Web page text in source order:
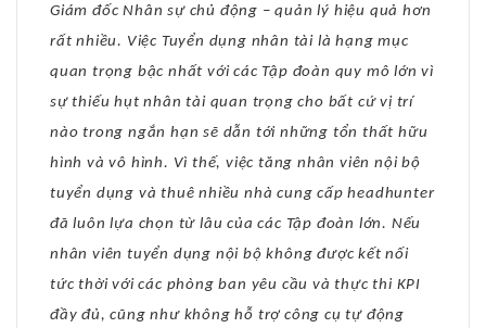
Giám đốc Nhân sự chủ động – quản lý hiệu quả hơn
rất nhiều. Việc Tuyển dụng nhân tài là hạng mục
quan trọng bậc nhất với các Tập đoàn quy mô lớn vì
sự thiếu hụt nhân tài quan trọng cho bất cứ vị trí
nào trong ngắn hạn sẽ dẫn tới những tổn thất hữu
hình và vô hình. Vì thế, việc tăng nhân viên nội bộ
tuyển dụng và thuê nhiều nhà cung cấp headhunter
đã luôn lựa chọn từ lâu của các Tập đoàn lớn. Nếu
nhân viên tuyển dụng nội bộ không được kết nối
tức thời với các phòng ban yêu cầu và thực thi KPI
đầy đủ, cũng như không hỗ trợ công cụ tự động